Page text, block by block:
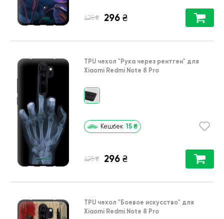
425 ₴ 296 ₴
TPU чехол "Рука через рентген" для
Xiaomi Redmi Note 8 Pro
Кешбек 15 ₴
425 ₴ 296 ₴
TPU чехол "Боевое искусство" для
Xiaomi Redmi Note 8 Pro